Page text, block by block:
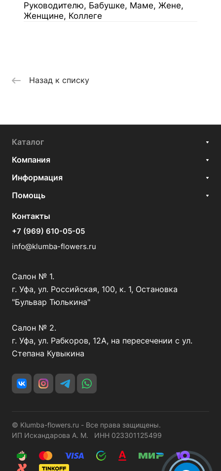
Руководителю, Бабушке, Маме, Жене,
Женщине, Коллеге
Назад к списку
Каталог
Компания
Информация
Помощь
Контакты
+7 (969) 610-05-05
info@klumba-flowers.ru
Салон № 1.
г. Уфа, ул. Российская, 100, к. 1, Остановка
"Бульвар Тюлькина"
Салон № 2.
г. Уфа, ул. Рабкоров, 12А, на пересечении с ул.
Степана Кувыкина
© Klumba-flowers.ru - Все права защищены.
ИП Искандарова А. М. ИНН 023301125499